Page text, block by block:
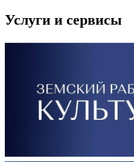
Услуги и сервисы